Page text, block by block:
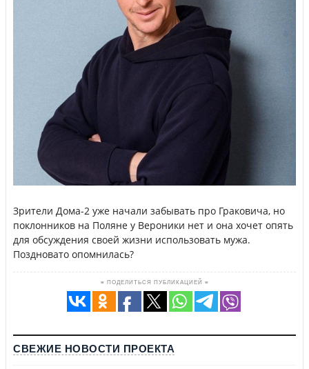
Зрители Дома-2 уже начали забывать про Граковича, но
поклонников на Поляне у Вероники нет и она хочет опять
для обсуждения своей жизни использовать мужа.
Поздновато опомнилась?
≡ ПОДЕЛИТЬСЯ ПУБЛИКАЦИЕЙ ≡
СВЕЖИЕ НОВОСТИ ПРОЕКТА